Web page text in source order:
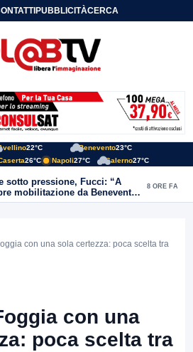
PUBBLICITÀCERCA
22°C Benevento23°C
26°C Napoli27°C Salerno27°C
sotto pressione, Fucci: “A
mobilitazione da Benevento
8 ORE FA
con una sola certezza: poca scelta tra
con una
poca scelta tra